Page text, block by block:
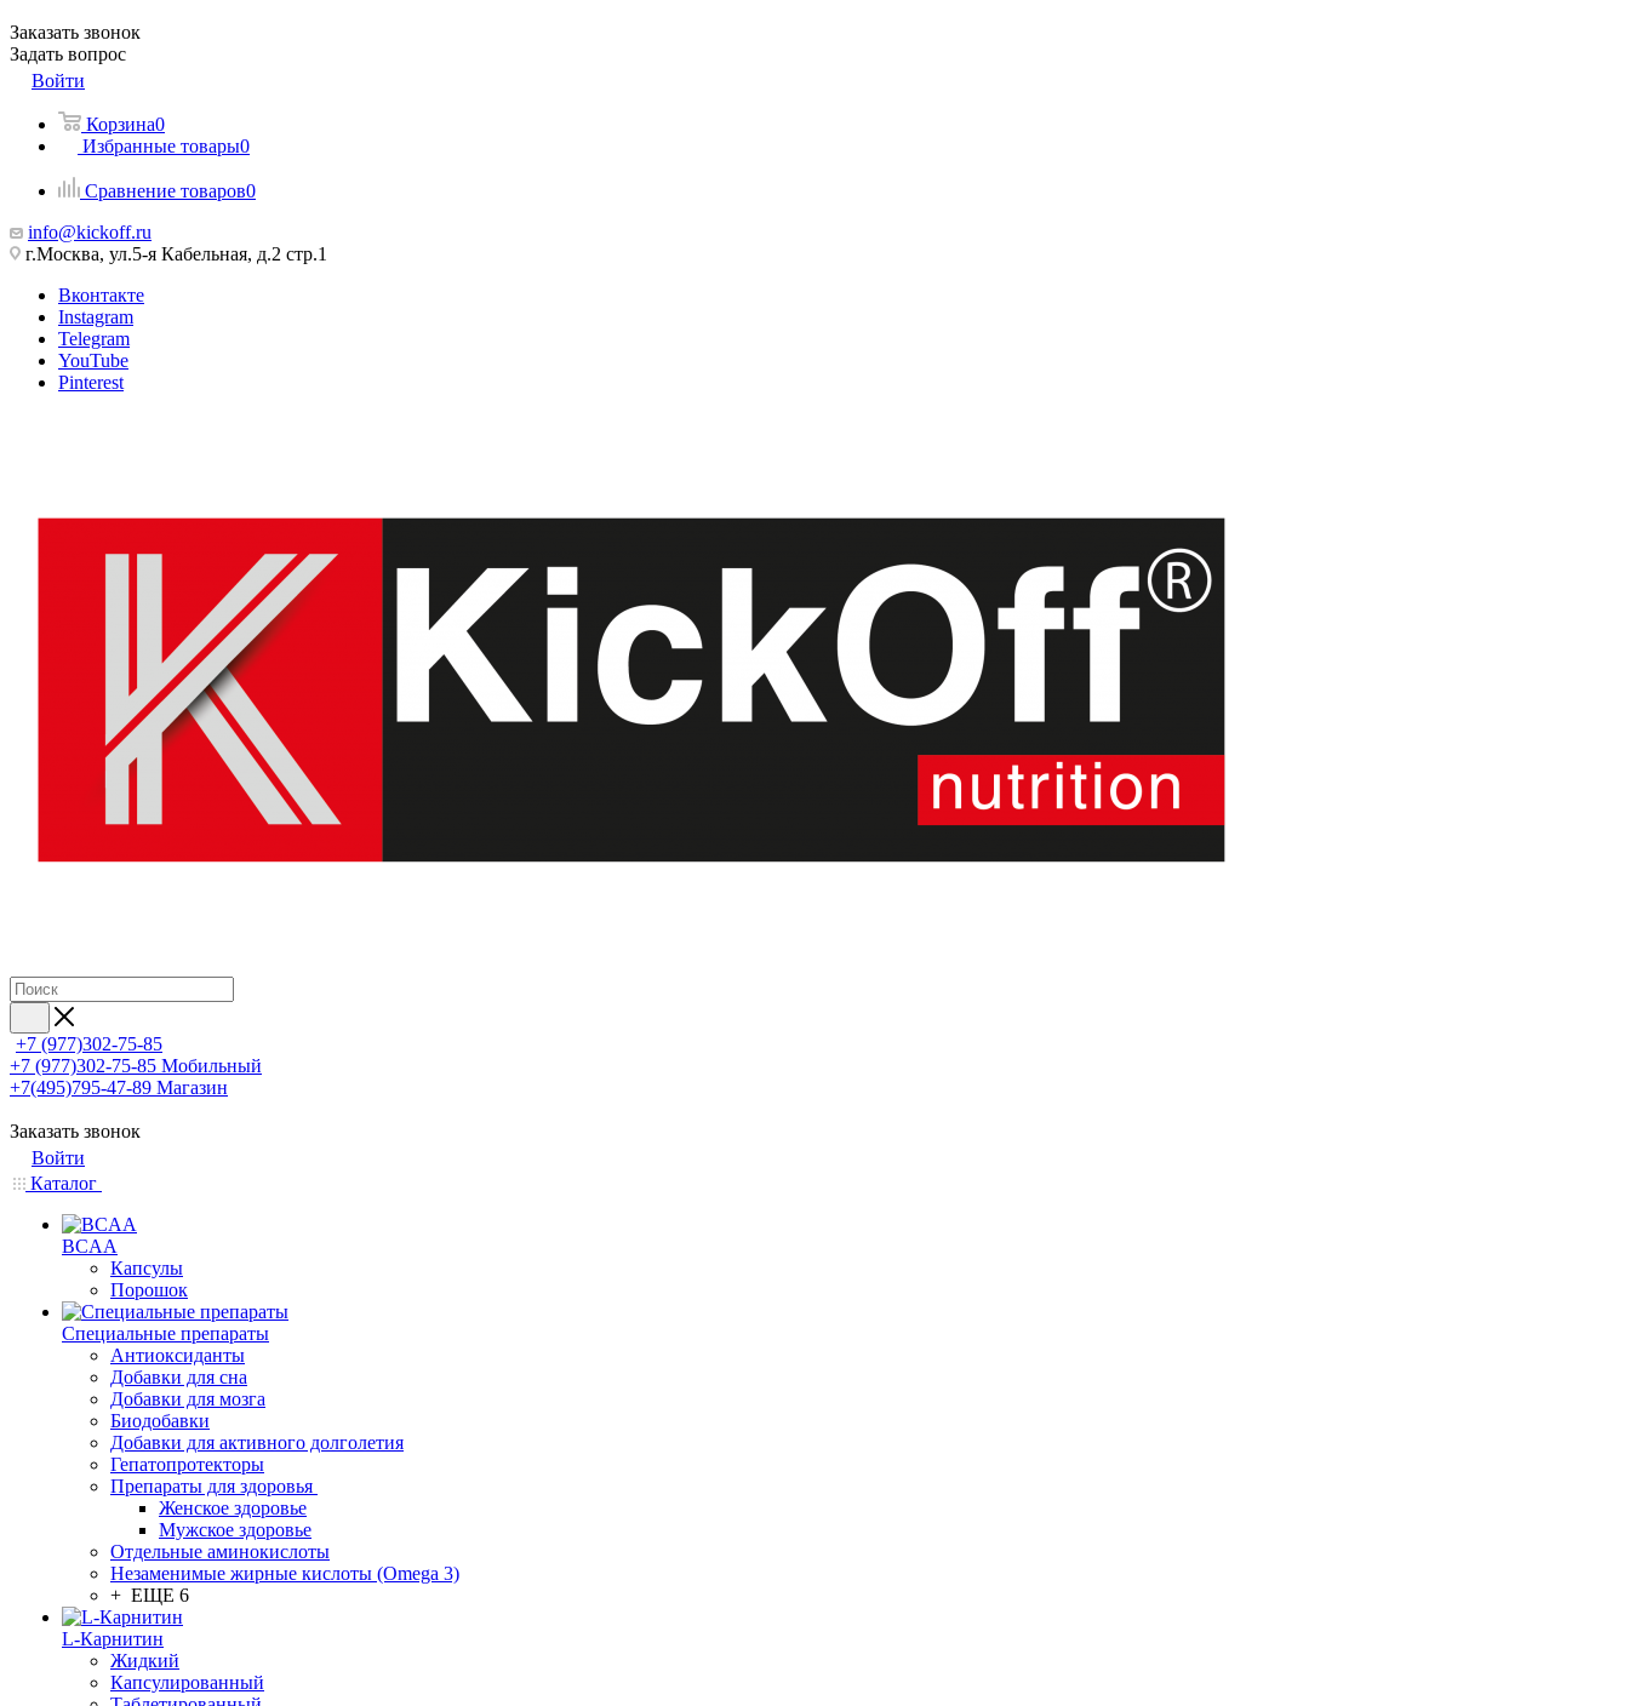
Заказать звонок
Задать вопрос
Войти
Корзина0
Избранные товары0
Сравнение товаров0
info@kickoff.ru
г.Москва, ул.5-я Кабельная, д.2 стр.1
Вконтакте
Instagram
Telegram
YouTube
Pinterest
+7 (977)302-75-85
+7 (977)302-75-85 Мобильный
+7(495)795-47-89 Магазин
Заказать звонок
Войти
Каталог
BCAA
Капсулы
Порошок
Cпециальные препараты
Антиоксиданты
Добавки для сна
Добавки для мозга
Биодобавки
Добавки для активного долголетия
Гепатопротекторы
Препараты для здоровья
Женское здоровье
Мужское здоровье
Отдельные аминокислоты
Незаменимые жирные кислоты (Omega 3)
+ ЕЩЕ 6
L-Карнитин
Жидкий
Капсулированный